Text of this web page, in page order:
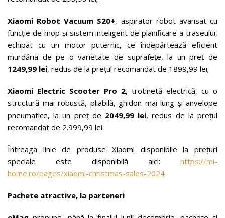
Xiaomi Robot Vacuum S20+, aspirator robot avansat cu
funcție de mop și sistem inteligent de planificare a traseului,
echipat cu un motor puternic, ce îndepărtează eficient
murdăria de pe o varietate de suprafețe, la un preț de
1249,99 lei, redus de la prețul recomandat de 1899,99 lei;
Xiaomi Electric Scooter Pro 2, trotinetă electrică, cu o
structură mai robustă, pliabilă, ghidon mai lung și anvelope
pneumatice, la un preț de 2049,99 lei, redus de la prețul
recomandat de 2.999,99 lei.
Întreaga linie de produse Xiaomi disponibile la prețuri
speciale este disponibilă aici: https://mi-
home.ro/pages/xiaomi-christmas-sales-2024
Pachete atractive, la parteneri